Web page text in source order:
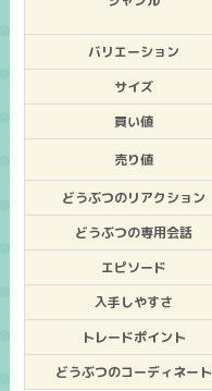
バリエーション
サイズ
買い値
売り値
どうぶつのリアクション
どうぶつの専用会話
エピソード
入手しやすさ
トレードポイント
どうぶつのコーディネート